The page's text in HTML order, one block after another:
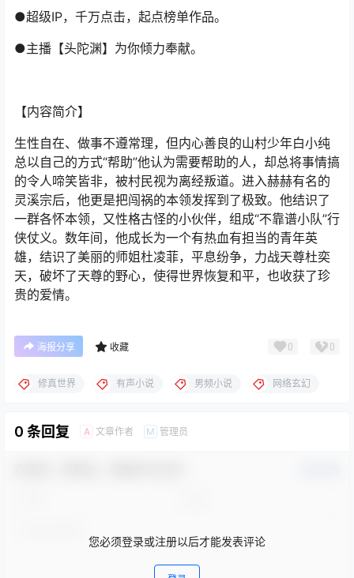
●超级IP，千万点击，起点榜单作品。
●主播【头陀渊】为你倾力奉献。
【内容简介】
生性自在、做事不遵常理，但内心善良的山村少年白小纯
总以自己的方式“帮助”他认为需要帮助的人，却总将事情搞
的令人啼笑皆非，被村民视为离经叛道。进入赫赫有名的
灵溪宗后，他更是把闯祸的本领发挥到了极致。他结识了
一群各怀本领，又性格古怪的小伙伴，组成“不靠谱小队”行
侠仗义。数年间，他成长为一个有热血有担当的青年英
雄，结识了美丽的师姐杜凌菲，平息纷争，力战天尊杜奕
天，破坏了天尊的野心，使得世界恢复和平，也收获了珍
贵的爱情。
海报分享 收藏 0 0
修真世界 有声小说 男频小说 网络玄幻
0 条回复 A 文章作者 M 管理员
您必须登录或注册以后才能发表评论